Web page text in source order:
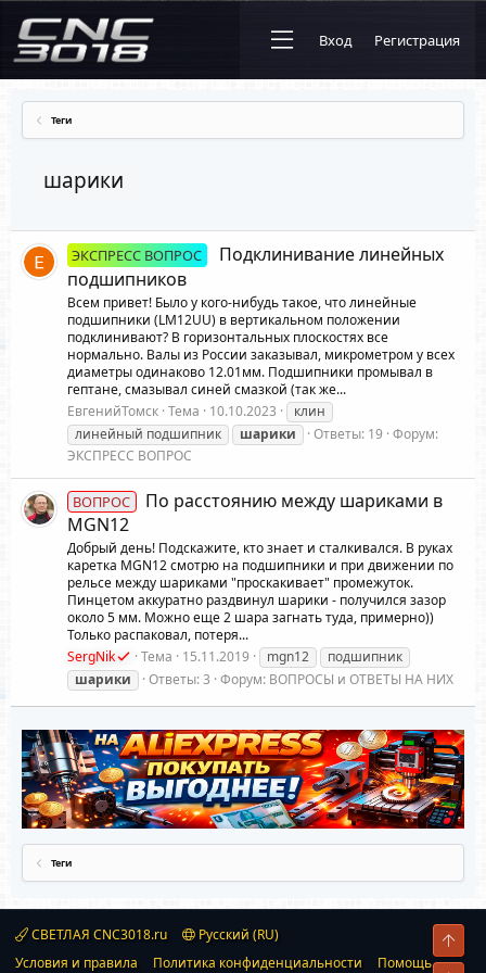
Вход Регистрация
Теги
шарики
ЭКСПРЕСС ВОПРОС
Подклинивание линейных
подшипников
Всем привет! Было у кого-нибудь такое, что линейные
подшипники (LM12UU) в вертикальном положении
подклинивают? В горизонтальных плоскостях все
нормально. Валы из России заказывал, микрометром у всех
диаметры одинаково 12.01мм. Подшипники промывал в
гептане, смазывал синей смазкой (так же...
ЕвгенийТомск Тема 10.10.2023
клин
линейный подшипник
шарики Ответы: 19 Форум:
ЭКСПРЕСС ВОПРОС
ВОПРОС
По расстоянию между шариками в
MGN12
Добрый день! Подскажите, кто знает и сталкивался. В руках
каретка MGN12 смотрю на подшипники и при движении по
рельсе между шариками "проскакивает" промежуток.
Пинцетом аккуратно раздвинул шарики - получился зазор
около 5 мм. Можно еще 2 шара загнать туда, примерно))
Только распаковал, потеря...
SergNik
Тема 15.11.2019 mgn12
подшипник
шарики
Ответы: 3 Форум: ВОПРОСЫ и ОТВЕТЫ НА НИХ
Теги
СВЕТЛАЯ CNC3018.ru
Русский (RU)
Условия и правила
Политика конфиденциальности
Помощь